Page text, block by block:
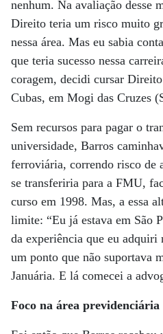
nenhum. Na avaliação desse
Direito teria um risco muito
nessa área. Mas eu sabia
que teria sucesso nessa
coragem, decidi cursar
Cubas, em Mogi das Cruzes
Sem recursos para pagar o
universidade, Barros
ferroviária, correndo risco de
se transferiria para a FMU,
curso em 1998. Mas, a essa
limite: “Eu já estava em São
da experiência que eu adquiri
um ponto que não suportava
Januária. E lá comecei a
Foco na área previdenciária